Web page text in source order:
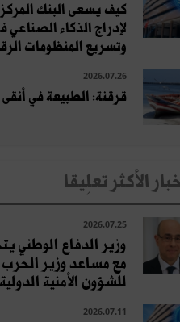
كيف يسعى البنك
لإدراج الذكاء الصناعي
وتسريع المنظومات
2026.07.26
قرقنة: الطبيعة في
الأكثر تعلِيقا
2026.07.25
وزير الدفاع الوطني
مع مساعد وزير الحرب
للشؤون الأمنية الدولية
2026.07.11